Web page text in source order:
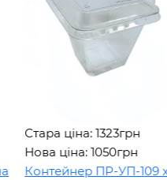
Стара ціна: 1323грн
Нова ціна: 1050грн
Контейнер ПР-УП-109 х